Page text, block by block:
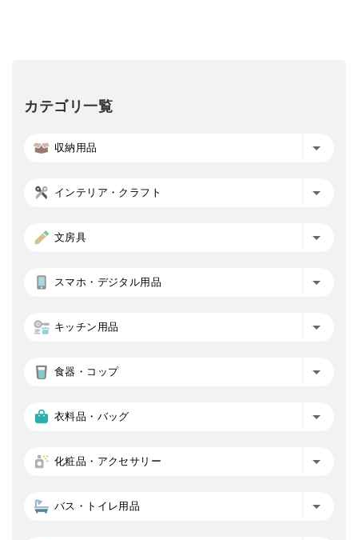
カテゴリ一覧
収納用品
インテリア・クラフト
文房具
スマホ・デジタル用品
キッチン用品
食器・コップ
衣料品・バッグ
化粧品・アクセサリー
バス・トイレ用品